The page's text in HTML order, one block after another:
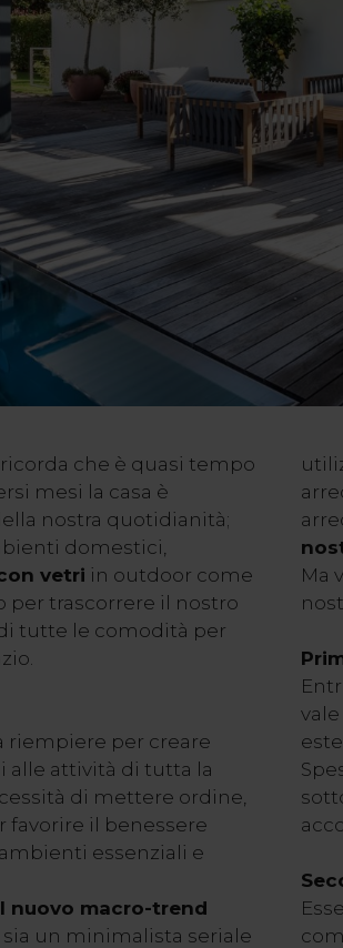
che è quasi tempo
mesi la casa è
nostra quotidianità;
domestici,
vetri in outdoor come
per trascorrere il nostro
tutte le comodità per
riempiere per creare
alle attività di tutta la
di mettere ordine,
favorire il benessere
essenziali e
nuovo macro-trend
sia un minimalista seriale
Ma